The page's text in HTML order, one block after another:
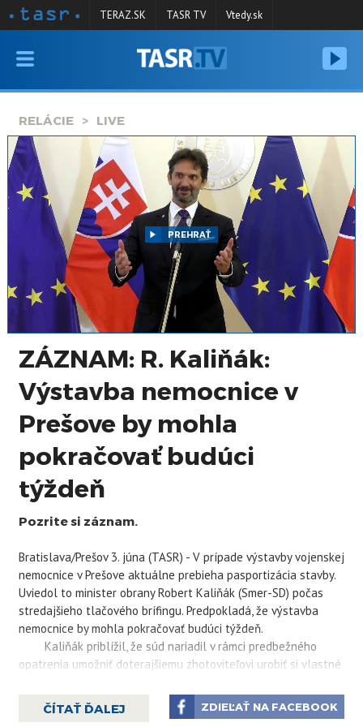
VYSIELANIE
SPRAVODAJSTVO
KONTAKT
ARCHÍV
TERAZ.SK TASR TV Vtedy.sk
RELÁCIE LIVE
PREHRAŤ
ZÁZNAM: R. Kaliňák:
Výstavba nemocnice v
Prešove by mohla
pokračovať budúci
týždeň
Pozrite si záznam.
Bratislava/Prešov 3. júna (TASR) - V prípade výstavby vojenskej
nemocnice v Prešove aktuálne prebieha pasportizácia stavby.
Uviedol to minister obrany Robert Kaliňák(Smer-SD) počas
stredajšieho tlačového brífingu. Predpokladá, že výstavba
nemocnice by mohla pokračovať budúci týždeň.
Kaliňákpriblížil, že súd nariadil v rámci predbežného
opatrenia umožniť doterajšiemu zhotoviteľovi urobiť si vlastné
konzorcium preto momentálne preberá stavenisko a postupne
začne so samotnou výstavbou.
ČÍTAŤ ĎALEJ ZDIEĽAŤ NA FACEBOOK